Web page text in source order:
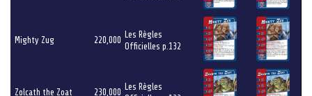
Mighty Zug 220,000
Les Règles
Officielles p.132
Zolcath the Zoat 230,000
Les Règles